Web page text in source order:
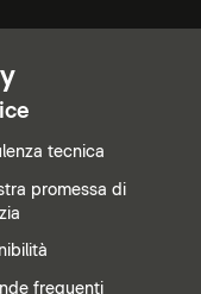
tecnica
promessa di
frequenti